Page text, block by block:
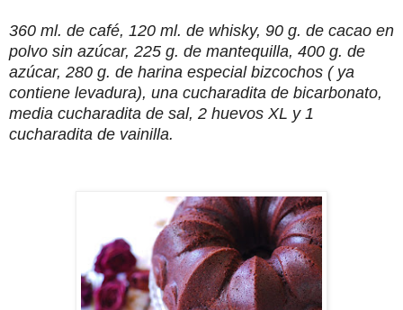
360 ml. de café, 120 ml. de whisky, 90 g. de cacao en
polvo sin azúcar, 225 g. de mantequilla, 400 g. de
azúcar, 280 g. de harina especial bizcochos ( ya
contiene levadura), una cucharadita de bicarbonato,
media cucharadita de sal, 2 huevos XL y 1
cucharadita de vainilla.